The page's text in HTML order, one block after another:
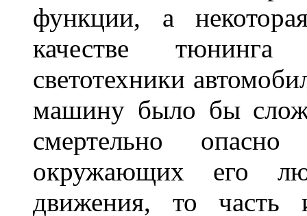
функции, а
качестве
светотехники
машину было бы
смертельно
окружающих его
движения, то часть